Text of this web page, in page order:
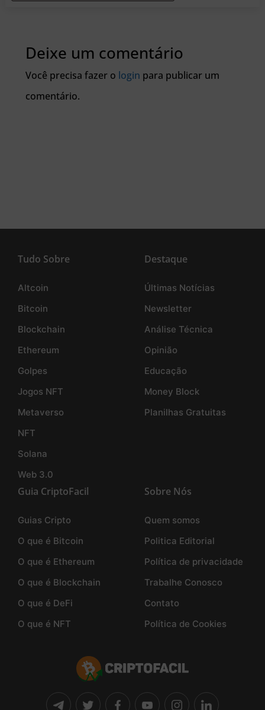
Deixe um comentário
Você precisa fazer o login para publicar um
comentário.
Tudo Sobre
Altcoin
Bitcoin
Blockchain
Ethereum
Golpes
Jogos NFT
Metaverso
NFT
Solana
Web 3.0
Destaque
Últimas Notícias
Newsletter
Análise Técnica
Opinião
Educação
Money Block
Planilhas Gratuitas
Guia CriptoFacil
Guias Cripto
O que é Bitcoin
O que é Ethereum
O que é Blockchain
O que é DeFi
O que é NFT
Sobre Nós
Quem somos
Politica Editorial
Política de privacidade
Trabalhe Conosco
Contato
Política de Cookies